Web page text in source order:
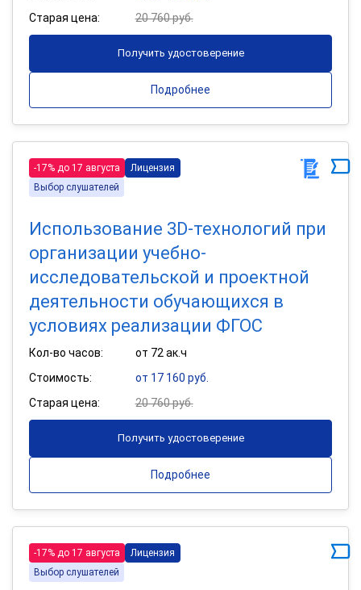
Старая цена:
20 760 руб.
Получить удостоверение
Подробнее
-17% до 17 августа
Лицензия
Выбор слушателей
Использование 3D-технологий при
организации учебно-
исследовательской и проектной
деятельности обучающихся в
условиях реализации ФГОС
Кол-во часов:
от 72 ак.ч
Стоимость:
от 17 160 руб.
Старая цена:
20 760 руб.
Получить удостоверение
Подробнее
-17% до 17 августа
Лицензия
Выбор слушателей